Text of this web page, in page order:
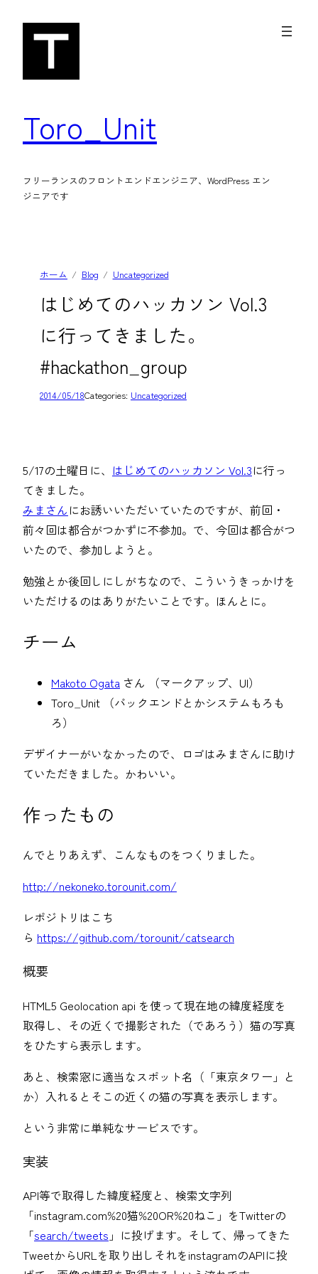
Toro_Unit
フリーランスのフロントエンドエンジニア、WordPress エン
ジニアです
ホーム Blog Uncategorized
はじめてのハッカソン Vol.3
に行ってきました。
#hackathon_group
2014/05/18Categories: Uncategorized
5/17の土曜日に、 はじめてのハッカソン Vol.3に行っ
てきました。
みまさん にお誘いいただいていたのですが、前回・
前々回は都合がつかずに不参加。で、今回は都合がつ
いたので、参加しようと。
勉強とか後回しにしがちなので、こういうきっかけを
いただけるのはありがたいことです。ほんとに。
チーム
Makoto Ogata さん （マークアップ、UI）
Toro_Unit （バックエンドとかシステムもろも
ろ）
デザイナーがいなかったので、ロゴはみまさんに助け
ていただきました。かわいい。
作ったもの
んでとりあえず、こんなものをつくりました。
http://nekoneko.torounit.com/
レポジトリはこち
ら https://github.com/torounit/catsearch
概要
HTML5 Geolocation api を使って現在地の緯度経度を
取得し、その近くで撮影された（であろう）猫の写真
をひたすら表示します。
あと、検索窓に適当なスポット名（「東京タワー」と
か）入れるとそこの近くの猫の写真を表示します。
という非常に単純なサービスです。
実装
API等で取得した緯度経度と、検索文字列
「instagram.com%20猫%20OR%20ねこ」をTwitterの
「search/tweets 」に投げます。そして、帰ってきた
TweetからURLを取り出しそれをinstagramのAPIに投